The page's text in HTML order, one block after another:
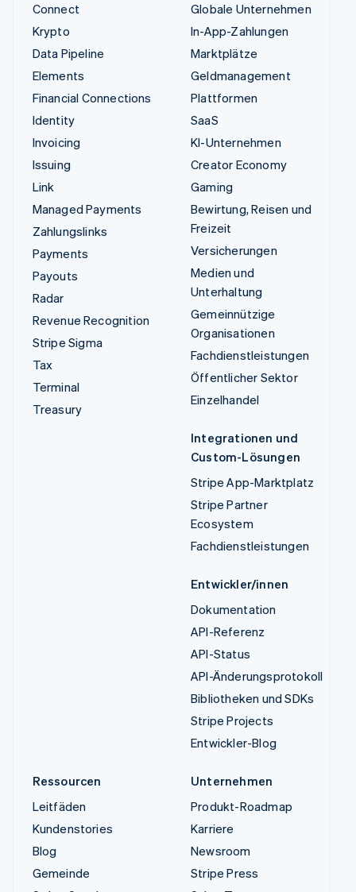
Connect
Krypto
Data Pipeline
Elements
Financial Connections
Identity
Invoicing
Issuing
Link
Managed Payments
Zahlungslinks
Payments
Payouts
Radar
Revenue Recognition
Stripe Sigma
Tax
Terminal
Treasury
Globale Unternehmen
In-App-Zahlungen
Marktplätze
Geldmanagement
Plattformen
SaaS
KI-Unternehmen
Creator Economy
Gaming
Bewirtung, Reisen und
Freizeit
Versicherungen
Medien und
Unterhaltung
Gemeinnützige
Organisationen
Fachdienstleistungen
Öffentlicher Sektor
Einzelhandel
Integrationen und
Custom-Lösungen
Stripe App-Marktplatz
Stripe Partner
Ecosystem
Fachdienstleistungen
Entwickler/innen
Dokumentation
API-Referenz
API-Status
API-Änderungsprotokoll
Bibliotheken und SDKs
Stripe Projects
Entwickler-Blog
Ressourcen
Leitfäden
Kundenstories
Blog
Gemeinde
Unternehmen
Produkt-Roadmap
Karriere
Newsroom
Stripe Press